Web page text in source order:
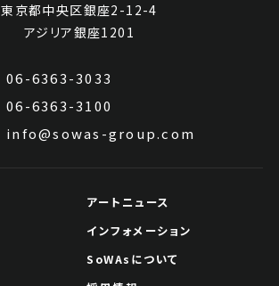
東京都中央区銀座2-12-4
アジリア銀座1201
06-6363-3033
06-6363-3100
info@sowas-group.com
アートニュース
インフォメーション
SoWAsについて